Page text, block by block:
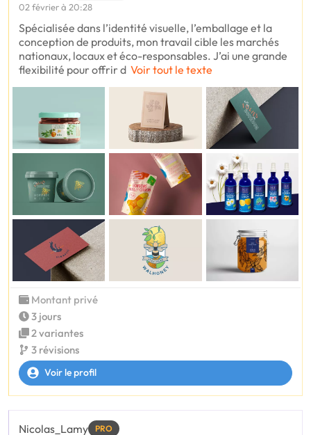
02 février à 20:28
Spécialisée dans l’identité visuelle, l’emballage et la
conception de produits, mon travail cible les marchés
nationaux, locaux et éco-responsables. J’ai une grande
flexibilité pour offrir d Voir tout le texte
Montant privé
3 jours
2 variantes
3 révisions
Voir le profil
Nicolas_Lamy PRO